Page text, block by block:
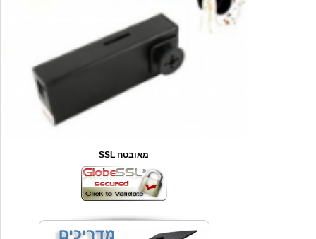
₪59.00
שעון יד לילדים קוף \תכלת
₪90.00 מחיר שוק
₪44.00 המחיר שלך
SSL מאובטח